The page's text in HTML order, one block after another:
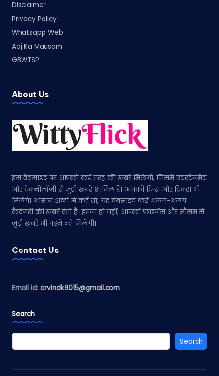
Disclaimer
Privacy Policy
Whatsapp Web
Aaj Ka Mausam
GBWTSP
About Us
इस वेबसाइट पर आपको कई तरह की खबरें मिलेंगी, जिसमें एंटरटेनमेंट
और टेक्नोलॉजी से जुड़ी खबरें शामिल हैं। आपको टिप्स और ट्रिक्स भी
मिलेंगे। आसान शब्दों में कहें तो, यह वेबसाइट कई अलग-अलग
कैटेगरी की खबरें देती है। इतना ही नहीं, आपको फाइनेंस और मौसम से
जुड़ी खबरें भी पढ़ने को मिलेंगी।
Contact Us
Email id: arvindk9015@gmail.com
Search
Search